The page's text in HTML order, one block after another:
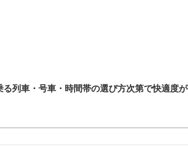
る列車・号車・時間帯の選び方次第で快適度が